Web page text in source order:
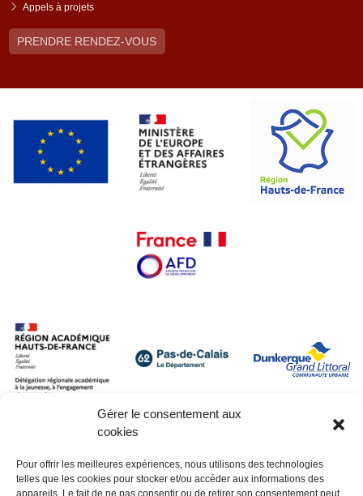
Gérer le consentement aux
cookies
Pour offrir les meilleures expériences, nous utilisons des technologies
telles que les cookies pour stocker et/ou accéder aux informations des
appareils. Le fait de ne pas consentir ou de retirer son consentement peut
Appels à projets
PRENDRE RENDEZ-VOUS